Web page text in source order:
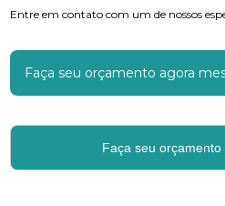
Entre em contato com um de nossos
Faça seu orçamento agora
Faça seu